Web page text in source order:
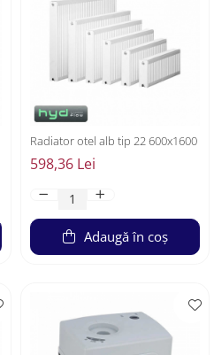
Radiator otel alb tip 22 600x1600
598,36 Lei
Adaugă în coș